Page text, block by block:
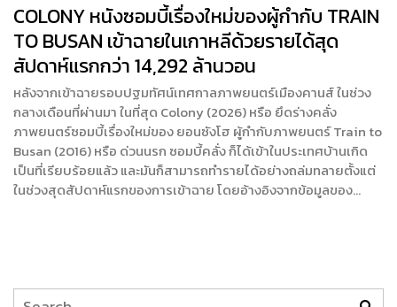
COLONY หนังซอมบี้เรื่องใหม่ของผู้กำกับ TRAIN
TO BUSAN เข้าฉายในเกาหลีด้วยรายได้สุด
สัปดาห์แรกกว่า 14,292 ล้านวอน
หลังจากเข้าฉายรอบปฐมทัศน์เทศกาลภาพยนตร์เมืองคานส์ ในช่วง
กลางเดือนที่ผ่านมา ในที่สุด Colony (2026) หรือ ยึดร่างคลั่ง
ภาพยนตร์ซอมบี้เรื่องใหม่ของ ยอนซังโฮ ผู้กำกับภาพยนตร์ Train to
Busan (2016) หรือ ด่วนนรก ซอมบี้คลั่ง ก็ได้เข้าในประเทศบ้านเกิด
เป็นที่เรียบร้อยแล้ว และมันก็สามารถทำรายได้อย่างถล่มทลายตั้งแต่
ในช่วงสุดสัปดาห์แรกของการเข้าฉาย โดยอ้างอิงจากข้อมูลของ…